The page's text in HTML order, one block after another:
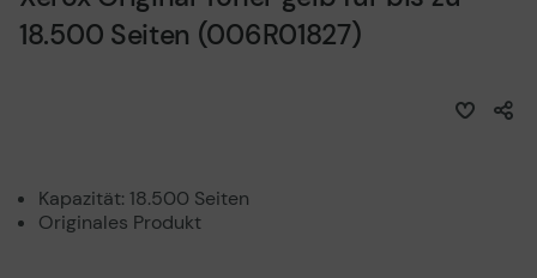
18.500 Seiten (006R01827)
Kapazität: 18.500 Seiten
Originales Produkt